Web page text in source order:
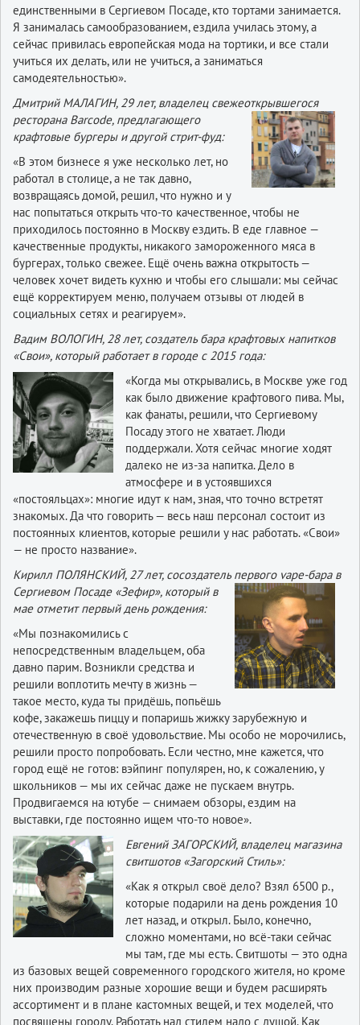
единственными в Сергиевом Посаде, кто тортами занимается.
Я занималась самообразованием, ездила училась этому, а
сейчас привилась европейская мода на тортики, и все стали
учиться их делать, или не учиться, а заниматься
самодеятельностью».
Дмитрий МАЛАГИН, 29 лет, владелец свежеоткрывшегося
ресторана Barcode, предлагающего
крафтовые бургеры и другой стрит-фуд:
«В этом бизнесе я уже несколько лет, но
работал в столице, а не так давно,
возвращаясь домой, решил, что нужно и у
нас попытаться открыть что-то качественное, чтобы не
приходилось постоянно в Москву ездить. В еде главное —
качественные продукты, никакого замороженного мяса в
бургерах, только свежее. Ещё очень важна открытость —
человек хочет видеть кухню и чтобы его слышали: мы сейчас
ещё корректируем меню, получаем отзывы от людей в
социальных сетях и реагируем».
Вадим ВОЛОГИН, 28 лет, создатель бара крафтовых напитков
«Свои», который работает в городе с 2015 года:
«Когда мы открывались, в Москве уже год
как было движение крафтового пива. Мы,
как фанаты, решили, что Сергиевому
Посаду этого не хватает. Люди
поддержали. Хотя сейчас многие ходят
далеко не из-за напитка. Дело в
атмосфере и в устоявшихся
«постояльцах»: многие идут к нам, зная, что точно встретят
знакомых. Да что говорить — весь наш персонал состоит из
постоянных клиентов, которые решили у нас работать. «Свои»
— не просто название».
Кирилл ПОЛЯНСКИЙ, 27 лет, сосоздатель первого vape-бара в
Сер­гиевом Посаде «Зефир», который в
мае отметит первый день рождения:
«Мы познакомились с
непосредственным владельцем, оба
давно парим. Возникли средства и
решили воплотить мечту в жизнь —
такое место, куда ты придёшь, попьёшь
кофе, закажешь пиццу и попаришь жижку зарубежную и
отечественную в своё удовольствие. Мы особо не морочились,
решили просто попробовать. Если честно, мне кажется, что
город ещё не готов: вэйпинг популярен, но, к сожалению, у
школьников — мы их сейчас даже не пускаем внутрь.
Продвигаемся на ютубе — снимаем обзоры, ездим на
выставки, где постоянно ищем что-то новое».
Евгений ЗАГОРСКИЙ, владелец магазина
свитшотов «Загорский Стиль»:
«Как я открыл своё дело? Взял 6500 р.,
которые подарили на день рождения 10
лет назад, и открыл. Было, конечно,
сложно моментами, но всё-таки сейчас
мы там, где мы есть. Свитшоты — это одна
из базовых вещей современного городского жителя, но кроме
них производим разные хорошие вещи и будем расширять
ассортимент и в плане кастомных вещей, и тех моделей, что
посвящены городу. Работать над стилем надо с душой. Как